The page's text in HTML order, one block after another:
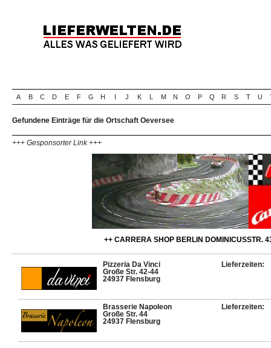
A B C D E F G H I J K L M N O P Q R S T U
Gefundene Einträge für die Ortschaft Oeversee
+++ Gesponsorter Link +++
++ CARRERA SHOP BERLIN DOMINICUSSTR.
Pizzeria Da Vinci
Große Str. 42-44
24937 Flensburg
Lieferzeiten:
Brasserie Napoleon
Große Str. 44
24937 Flensburg
Lieferzeiten: